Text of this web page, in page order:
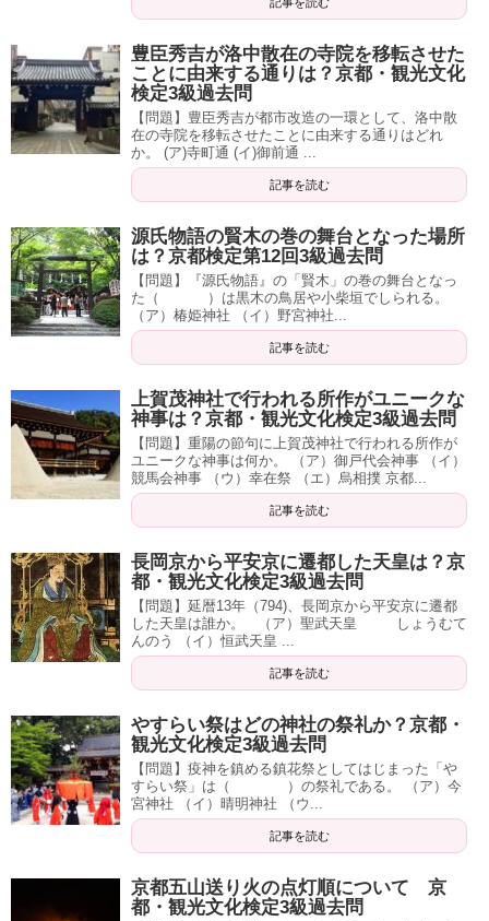
豊臣秀吉が洛中散在の寺院を移転させた
ことに由来する通りは？京都・観光文化
検定3級過去問
【問題】豊臣秀吉が都市改造の一環として、洛中散
在の寺院を移転させたことに由来する通りはどれ
か。 (ア)寺町通 (イ)御前通 ...
記事を読む
源氏物語の賢木の巻の舞台となった場所
は？京都検定第12回3級過去問
【問題】『源氏物語』の「賢木」の巻の舞台となっ
た（ ）は黒木の鳥居や小柴垣でしられる。
（ア）椿姫神社 （イ）野宮神社...
記事を読む
上賀茂神社で行われる所作がユニークな
神事は？京都・観光文化検定3級過去問
【問題】重陽の節句に上賀茂神社で行われる所作が
ユニークな神事は何か。 （ア）御戸代会神事 （イ）
競馬会神事 （ウ）幸在祭 （エ）烏相撲 京都...
記事を読む
長岡京から平安京に遷都した天皇は？京
都・観光文化検定3級過去問
【問題】延暦13年（794)、長岡京から平安京に遷都
した天皇は誰か。 （ア）聖武天皇 しょうむて
んのう （イ）恒武天皇 ...
記事を読む
やすらい祭はどの神社の祭礼か？京都・
観光文化検定3級過去問
【問題】疫神を鎮める鎮花祭としてはじまった「や
すらい祭」は（ ）の祭礼である。 （ア）今
宮神社 （イ）晴明神社 （ウ...
記事を読む
京都五山送り火の点灯順について 京
都・観光文化検定3級過去問